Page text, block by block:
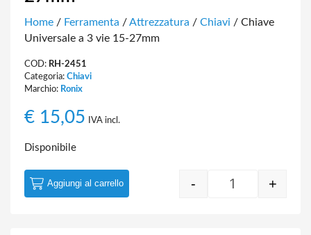
Home / Ferramenta /Attrezzatura / Chiavi / Chiave
Universale a 3 vie 15-27mm
COD: RH-2451
Categoria: Chiavi
Marchio: Ronix
€ 15,05 IVA incl.
Disponibile
Chiave
- +
Aggiungi al carrello